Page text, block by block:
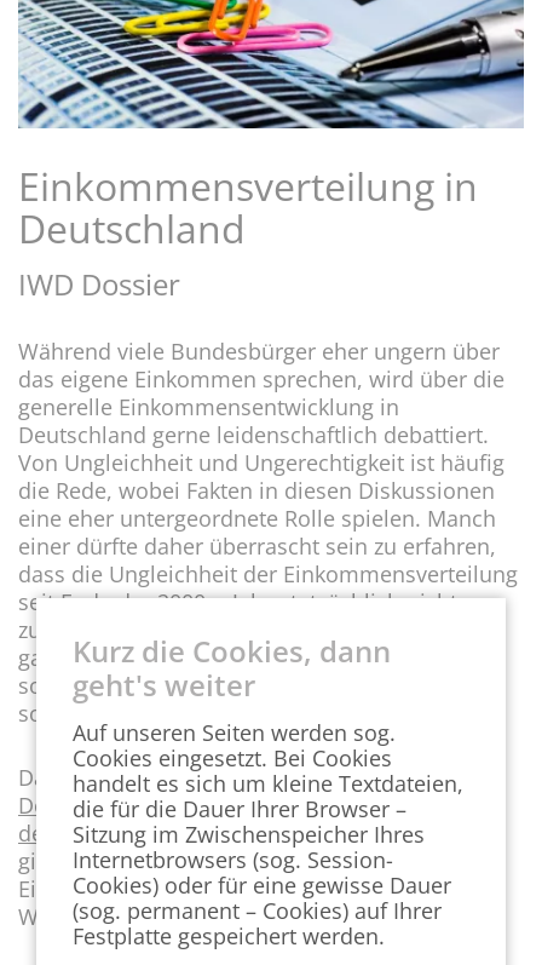
Einkommensverteilung in
Deutschland
IWD Dossier
Während viele Bundesbürger eher ungern über
das eigene Einkommen sprechen, wird über die
generelle Einkommensentwicklung in
Deutschland gerne leidenschaftlich debattiert.
Von Ungleichheit und Ungerechtigkeit ist häufig
die Rede, wobei Fakten in diesen Diskussionen
eine eher untergeordnete Rolle spielen. Manch
einer dürfte daher überrascht sein zu erfahren,
dass die Ungleichheit der Einkommensverteilung
seit Ende der 2000er Jahre tatsächlich nicht
zugenommen hat. In den vergangenen Jahren
gab es nicht nur bei den „oberen 10 Prozent“,
sondern über alle Einkommensgruppen hinweg
sogar echte Wohlstandsgewinne.
Das
Dossier des Informationsdienstes des Instituts
der deutschen Wirtschaft (IWD)
gibt dazu spannende Einblicke in die Themen
Einkommen, Grundeinkommen, Umverteilung,
Wohlstand, Lohnentwicklung und viele mehr.
Kurz die Cookies, dann
geht's weiter
Auf unseren Seiten werden sog.
Cookies eingesetzt. Bei Cookies
handelt es sich um kleine Textdateien,
die für die Dauer Ihrer Browser –
Sitzung im Zwischenspeicher Ihres
Internetbrowsers (sog. Session-
Cookies) oder für eine gewisse Dauer
(sog. permanent – Cookies) auf Ihrer
Festplatte gespeichert werden.